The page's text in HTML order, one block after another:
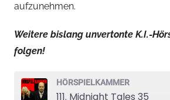
e
aufzunehmen.
Weitere bislang unvertonte K.I.-
folgen!
HÖRSPIELKAMMER
111. Midnight Tales 35